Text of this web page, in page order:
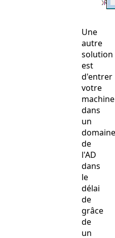
Une
autre
solution
est
d'entrer
votre
machine
dans
un
domaine
de
l'AD
dans
le
délai
de
grâce
de
un